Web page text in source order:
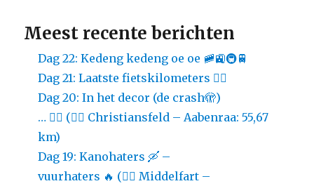
Meest recente berichten
Dag 22: Kedeng kedeng oe oe 🚞🚉🚇🚆
Dag 21: Laatste fietskilometers 🚴‍♀️
Dag 20: In het decor (de crash🫣)
… 🚴‍♀️ (🚴‍♀️ Christiansfeld – Aabenraa: 55,67
km)
Dag 19: Kanohaters 🛶 –
vuurhaters 🔥 (🚴‍♀️ Middelfart –